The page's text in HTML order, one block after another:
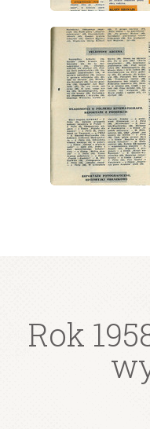
wydanie: 51/52/
wydanie: 51/52/
wydanie: 51/52/
Rok